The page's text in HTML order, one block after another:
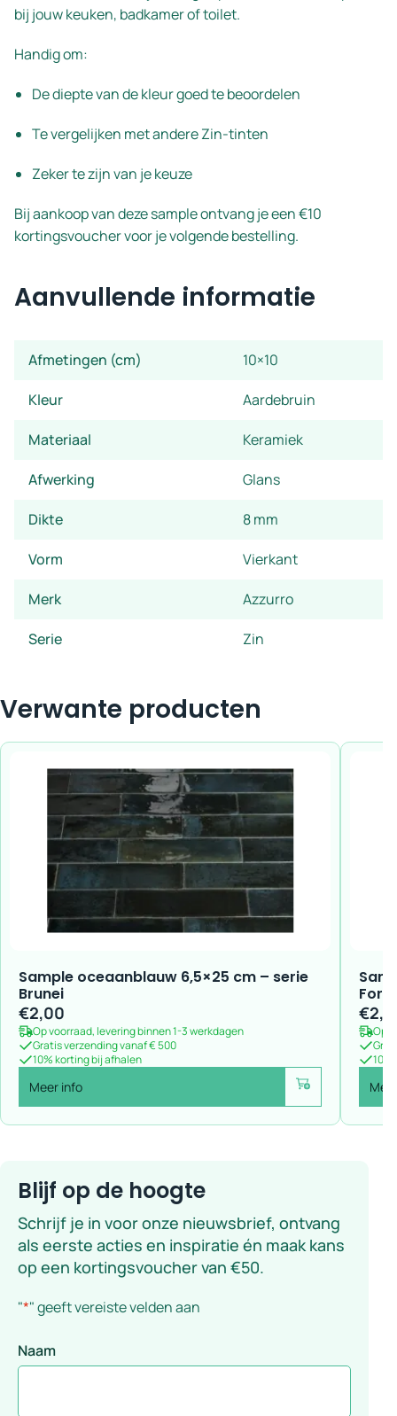
bij jouw keuken, badkamer of toilet.
Handig om:
De diepte van de kleur goed te beoordelen
Te vergelijken met andere Zin-tinten
Zeker te zijn van je keuze
Bij aankoop van deze sample ontvang je een €10
kortingsvoucher voor je volgende bestelling.
Aanvullende informatie
Afmetingen (cm) 10×10
Kleur Aardebruin
Materiaal Keramiek
Afwerking Glans
Dikte 8 mm
Vorm Vierkant
Merk Azzurro
Serie Zin
Verwante producten
Sample oceaanblauw 6,5×25 cm – serie
Brunei
€2,00
Op voorraad, levering binnen 1-3 werkdagen
Gratis verzending vanaf € 500
10% korting bij afhalen
Meer info Voeg toe
€
Op
Blijf op de hoogte
Schrijf je in voor onze nieuwsbrief, ontvang
als eerste acties en inspiratie én maak kans
op een kortingsvoucher van €50.
"*" geeft vereiste velden aan
Naam